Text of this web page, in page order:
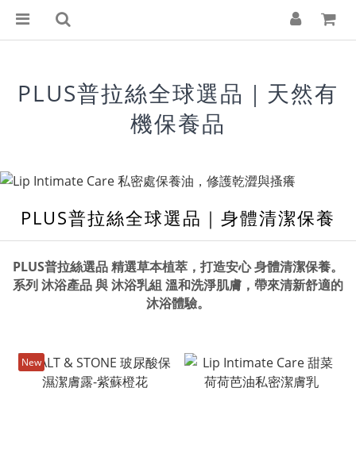
PLUS普拉絲全球選品｜天然有
機保養品
PLUS普拉絲全球選品｜ 身體清潔保養
PLUS普拉絲選品精選草本植萃，打造安心身體清潔保養。
系列沐浴產品與沐浴乳組 溫和洗淨肌膚，帶來清新舒適的
沐浴體驗。
New